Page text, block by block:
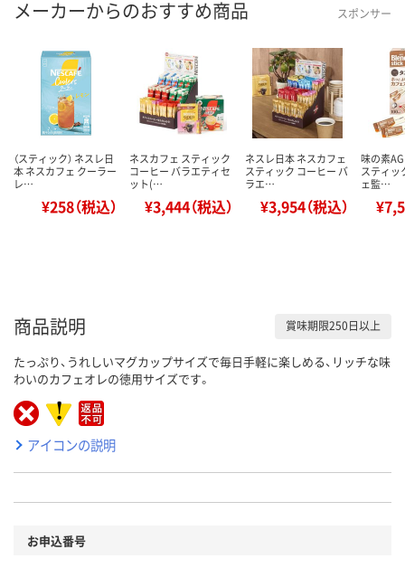
メーカーからのおすすめ商品 スポンサー
（スティック） ネスレ日
本 ネスカフェ クーラー
レ…
¥258（税込）
ネスカフェ スティック
コーヒー バラエティセ
ット(…
¥3,444（税込）
ネスレ日本 ネスカフェ
スティック コーヒー バ
ラエ…
¥3,954（税込）
味の素
スティッ
ェ監…
商品説明 賞味期限250日以上
たっぷり、うれしいマグカップサイズで毎日手軽に楽しめる、リッチな味
わいのカフェオレの徳用サイズです。
アイコンの説明
お申込番号